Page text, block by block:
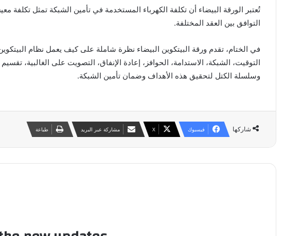
تُعتبر الورقة البيضاء أن تكلفة الكهرباء المستخدمة في تأمين الشبكة تمثل
التوافق بين العقد المختلفة.
في الختام، تقدم ورقة البيتكوين البيضاء نظرة شاملة على كيف يعمل نظام
التوقيت، الشبكة، الاستدامة، الحوافز، إعادة الإنفاق، التصويت على الغالبية،
وسلسلة الكتل لتحقيق هذه الأهداف وضمان تأمين الشبكة.
شاركها فيسبوك ‫X مشاركة عبر البريد طباعة